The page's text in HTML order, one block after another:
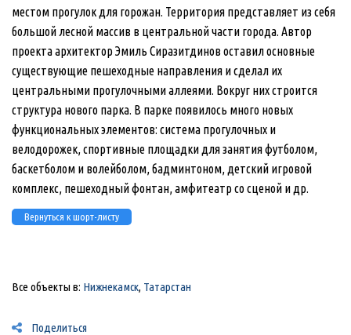
местом прогулок для горожан. Территория представляет из себя
большой лесной массив в центральной части города. Автор
проекта архитектор Эмиль Сиразитдинов оставил основные
существующие пешеходные направления и сделал их
центральными прогулочными аллеями. Вокруг них строится
структура нового парка. В парке появилось много новых
функциональных элементов: система прогулочных и
велодорожек, спортивные площадки для занятия футболом,
баскетболом и волейболом, бадминтоном, детский игровой
комплекс, пешеходный фонтан, амфитеатр со сценой и др.
Вернуться к шорт-листу
Все объекты в: Нижнекамск, Татарстан
Поделиться